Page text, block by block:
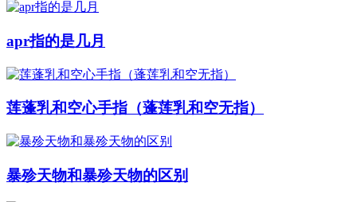
apr指的是几月
莲蓬乳和空心手指（蓬莲乳和空无指）
暴殄天物和暴殄天物的区别